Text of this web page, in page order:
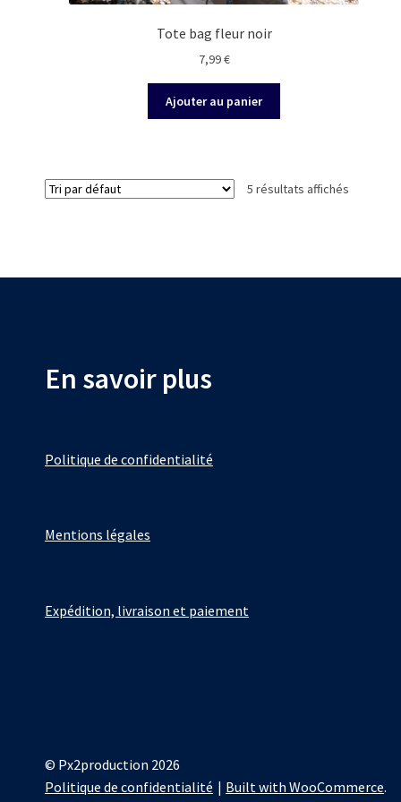
Tote bag fleur noir
7,99€
Ajouter au panier
5 résultats affichés
En savoir plus
Politique de confidentialité
Mentions légales
Expédition, livraison et paiement
© Px2production 2026
Politique de confidentialité
Built with WooCommerce.